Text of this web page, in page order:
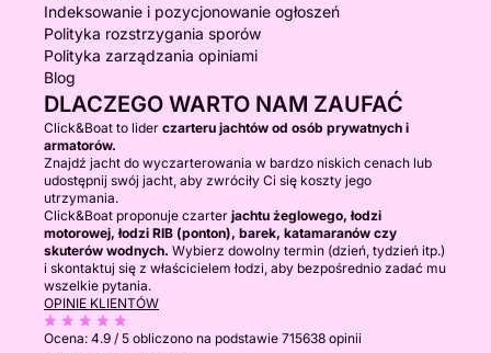
Indeksowanie i pozycjonowanie ogłoszeń
Polityka rozstrzygania sporów
Polityka zarządzania opiniami
Blog
DLACZEGO WARTO NAM ZAUFAĆ
Click&Boat to lider czarteru jachtów od osób prywatnych i
armatorów.
Znajdź jacht do wyczarterowania w bardzo niskich cenach lub
udostępnij swój jacht, aby zwróciły Ci się koszty jego
utrzymania.
Click&Boat proponuje czarter jachtu żeglowego, łodzi
motorowej, łodzi RIB (ponton), barek, katamaranów czy
skuterów wodnych. Wybierz dowolny termin (dzień, tydzień itp.)
i skontaktuj się z właścicielem łodzi, aby bezpośrednio zadać mu
wszelkie pytania.
OPINIE KLIENTÓW
Ocena: 4.9 / 5 obliczono na podstawie 715638 opinii